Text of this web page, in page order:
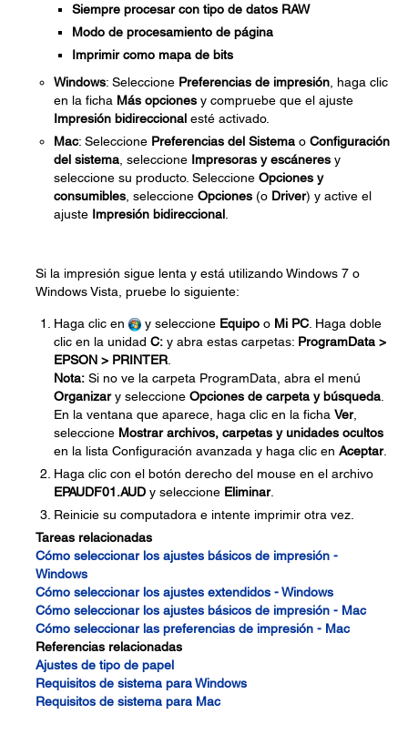
Siempre procesar con tipo de datos RAW
Modo de procesamiento de página
Imprimir como mapa de bits
Windows: Seleccione Preferencias de impresión , haga clic
en la ficha Más opciones y compruebe que el ajuste
Impresión bidireccional esté activado.
Mac: Seleccione Preferencias del Sistema o Configuración
del sistema , seleccione Impresoras y escáneres y
seleccione su producto. Seleccione Opciones y
consumibles , seleccione Opciones (o Driver) y active el
ajuste Impresión bidireccional
Si la impresión sigue lenta y está utilizando Windows 7 o
Windows Vista, pruebe lo siguiente:
Haga clic en y seleccione Equipo o Mi PC . Haga doble
clic en la unidad C: y abra estas carpetas: ProgramData >
EPSON > PRINTER
Nota: Si no ve la carpeta ProgramData, abra el menú
Organizary seleccione Opciones de carpeta y búsqueda
En la ventana que aparece, haga clic en la ficha Ver,
seleccione Mostrar archivos, carpetas y unidades ocultos
en la lista Configuración avanzada y haga clic en Aceptar.
Haga clic con el botón derecho del mouse en el archivo
EPAUDF01.AUD y seleccione Eliminar.
Reinicie su computadora e intente imprimir otra vez.
Tareas relacionadas
Cómo seleccionar los ajustes básicos de impresión -
Windows
Cómo seleccionar los ajustes extendidos - Windows
Cómo seleccionar los ajustes básicos de impresión - Mac
Cómo seleccionar las preferencias de impresión - Mac
Referencias relacionadas
Ajustes de tipo de papel
Requisitos de sistema para Windows
Requisitos de sistema para Mac